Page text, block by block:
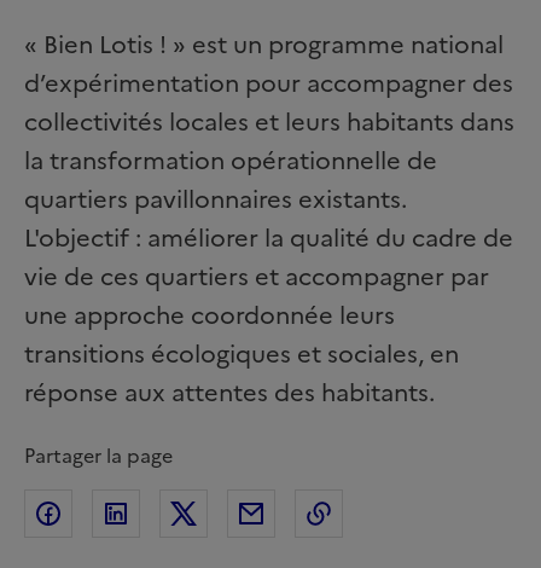
« Bien Lotis ! » est un programme national
d’expérimentation pour accompagner des
collectivités locales et leurs habitants dans
la transformation opérationnelle de
quartiers pavillonnaires existants.
L'objectif : améliorer la qualité du cadre de
vie de ces quartiers et accompagner par
une approche coordonnée leurs
transitions écologiques et sociales, en
réponse aux attentes des habitants.
Partager la page
Partager sur Facebook
Partager sur Linkedin
Partager sur Twitter
Partager par Email